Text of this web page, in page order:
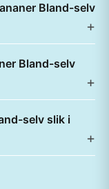
Bland-selv
Bland-selv
selv slik i